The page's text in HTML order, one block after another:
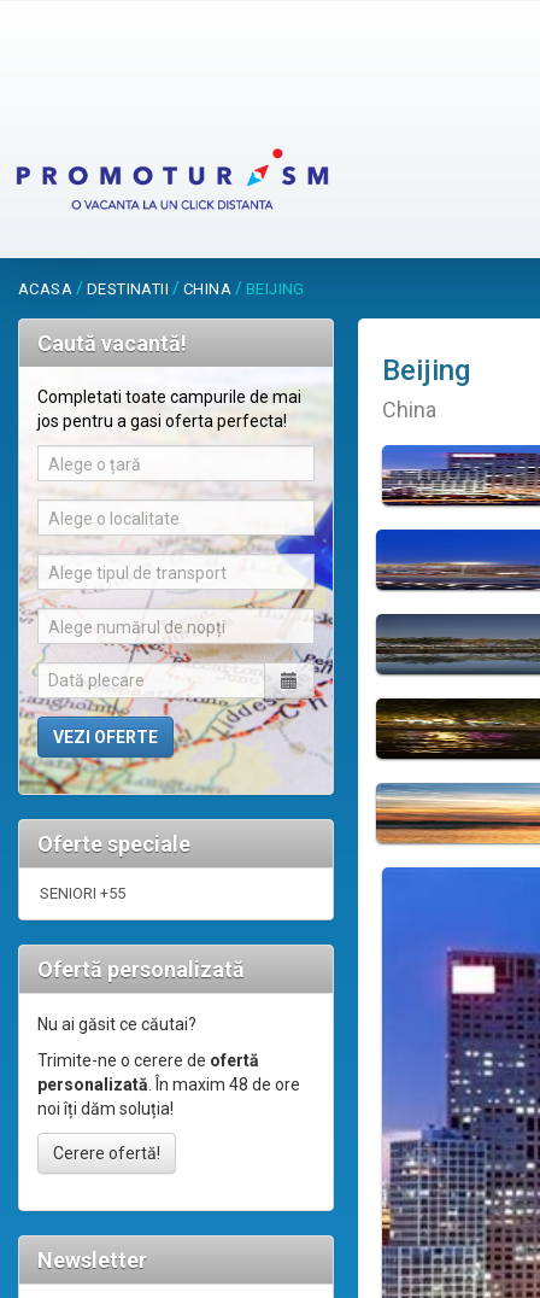
ACASA / DESTINATII / CHINA / BEIJING
Caută vacantă!
Completati toate campurile de mai
jos pentru a gasi oferta perfecta!
Alege o țară
Alege o localitate
Alege tipul de transport
Alege numărul de nopți
Oferte speciale
SENIORI +55
Ofertă personalizată
Nu ai găsit ce căutai?
Trimite-ne o cerere de ofertă
personalizată. În maxim 48 de ore
noi îți dăm soluția!
Cerere ofertă!
Newsletter
Beijing
China